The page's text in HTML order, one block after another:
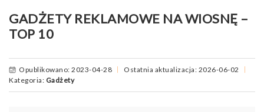
GADŻETY REKLAMOWE NA WIOSNĘ –
TOP 10
Opublikowano: 2023-04-28
Ostatnia aktualizacja: 2026-06-02
Kategoria: Gadżety